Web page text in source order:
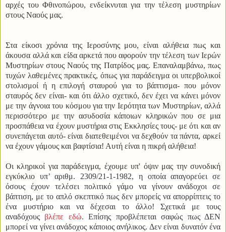
αρχές του Φθινοπώρου, ενδείκνυται για την τέλεση μυστηρίων
στους Ναούς μας.
Στα είκοσι χρόνια της Ιεροσύνης μου, είναι αλήθεια πως και
άκουσα αλλά και είδα αρκετά που αφορούν την τέλεση των Ιερών
Μυστηρίων στους Ναούς της Πατρίδος μας. Επαναλαμβάνω, πως
τυχών λαθεμένες πρακτικές, όπως για παράδειγμα οι υπερβολικοί
στολισμοί ή η επιλογή σταυρού για το βάπτισμα- που μόνον
σταυρός δεν είναι- και ότι άλλο σχετικό, δεν έχει να κάνει μόνον
με την άγνοια του κόσμου για την Ιερότητα των Μυστηρίων, αλλά
περισσότερο με την ασυδοσία κάποιων κληρικών που σε μια
προσπάθεια να έχουν μυστήρια στις Εκκλησίες τους- με ότι και αν
συνεπάγεται αυτό- είναι διατεθειμένοι να δεχθούν τα πάντα, αρκεί
να έχουν γάμους και βαφτίσια! Αυτή είναι η πικρή αλήθεια!
Οι κληρικοί για παράδειγμα, έχουμε υπ' όψιν μας την συνοδική
εγκύκλιο υπ’ αριθμ. 2309/21-1-1982, η οποία απαγορεύει σε
όσους έχουν τελέσει πολιτικό γάμο να γίνουν ανάδοχοι σε
βάπτιση, με το απλό σκεπτικό πως δεν μπορείς να απορρίπτεις το
ένα μυστήριο και να δέχεσαι το άλλο! Σχετικά με τους
αναδόχους βλέπε εδώ. Επίσης προβλέπεται σαφώς πως ΔΕΝ
μπορεί να γίνει ανάδοχος κάποιος ανήλικος. Δεν είναι δυνατόν ένα